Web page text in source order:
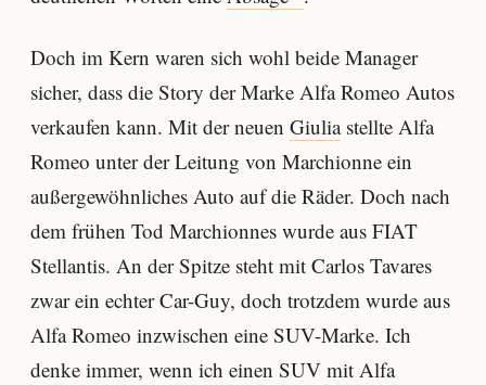
Doch im Kern waren sich wohl beide Manager
sicher, dass die Story der Marke Alfa Romeo Autos
verkaufen kann. Mit der neuen Giuliastellte Alfa
Romeo unter der Leitung von Marchionne ein
außergewöhnliches Auto auf die Räder. Doch nach
dem frühen Tod Marchionnes wurde aus FIAT
Stellantis. An der Spitze steht mit Carlos Tavares
zwar ein echter Car-Guy, doch trotzdem wurde aus
Alfa Romeo inzwischen eine SUV-Marke. Ich
denke immer, wenn ich einen SUV mit Alfa